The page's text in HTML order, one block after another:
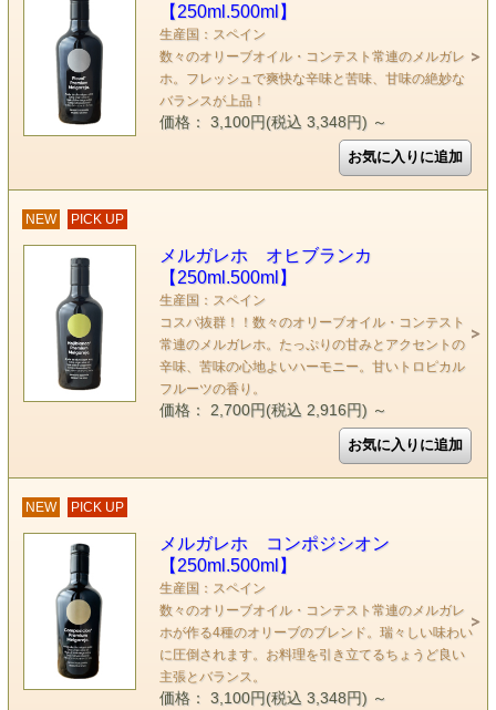
【250ml.500ml】
生産国：スペイン
数々のオリーブオイル・コンテスト常連のメルガレ
ホ。フレッシュで爽快な辛味と苦味、甘味の絶妙な
バランスが上品！
価格： 3,100円(税込 3,348円) ～
NEW PICK UP
メルガレホ オヒブランカ
【250ml.500ml】
生産国：スペイン
コスパ抜群！！数々のオリーブオイル・コンテスト
常連のメルガレホ。たっぷりの甘みとアクセントの
辛味、苦味の心地よいハーモニー。甘いトロピカル
フルーツの香り。
価格： 2,700円(税込 2,916円) ～
NEW PICK UP
メルガレホ コンポジシオン
【250ml.500ml】
生産国：スペイン
数々のオリーブオイル・コンテスト常連のメルガレ
ホが作る4種のオリーブのブレンド。瑞々しい味わい
に圧倒されます。お料理を引き立てるちょうど良い
主張とバランス。
価格： 3,100円(税込 3,348円) ～